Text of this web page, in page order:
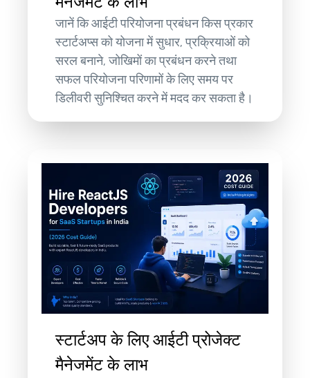
जानें कि आईटी परियोजना प्रबंधन किस प्रकार
स्टार्टअप्स को योजना में सुधार, प्रक्रियाओं को
सरल बनाने, जोखिमों का प्रबंधन करने तथा
सफल परियोजना परिणामों के लिए समय पर
डिलीवरी सुनिश्चित करने में मदद कर सकता है।
स्टार्टअप के लिए आईटी प्रोजेक्ट
मैनेजमेंट के लाभ